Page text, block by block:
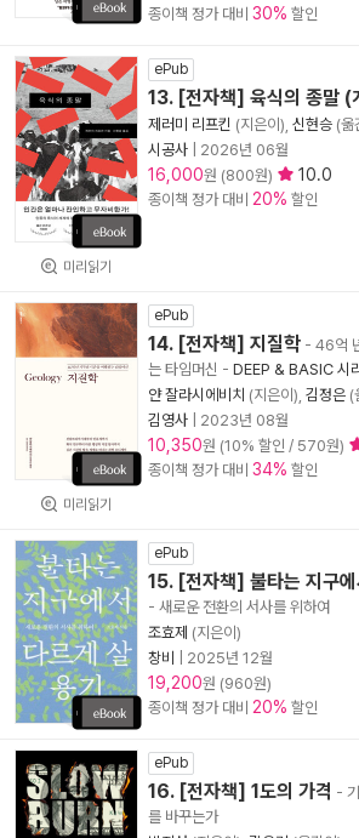
종이책 정가 대비 30% 할인
미리읽기
ePub
13. [전자책] 육식의 종말 (
제러미 리프킨 (지은이), 신현승 (옮
시공사
2026년 06월
16,000원 (800원) 10.0
종이책 정가 대비 20% 할인
미리읽기
ePub
14. [전자책] 지질학 - 46억
는 타임머신 - DEEP & BASIC 시
얀 잘라시에비치 (지은이), 김정은 (
김영사
2023년 08월
10,350원 (10% 할인 / 570원)
종이책 정가 대비 34% 할인
ePub
15. [전자책] 불타는 지구에
- 새로운 전환의 서사를 위하여
조효제 (지은이)
창비
2025년 12월
19,200원 (960원)
종이책 정가 대비 20% 할인
ePub
16. [전자책] 1도의 가격 -
를 바꾸는가